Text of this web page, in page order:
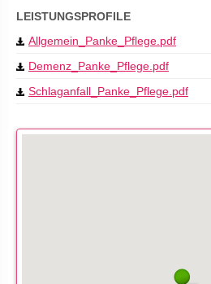
LEISTUNGSPROFILE
Allgemein_Panke_Pflege.pdf
Demenz_Panke_Pflege.pdf
Schlaganfall_Panke_Pflege.pdf